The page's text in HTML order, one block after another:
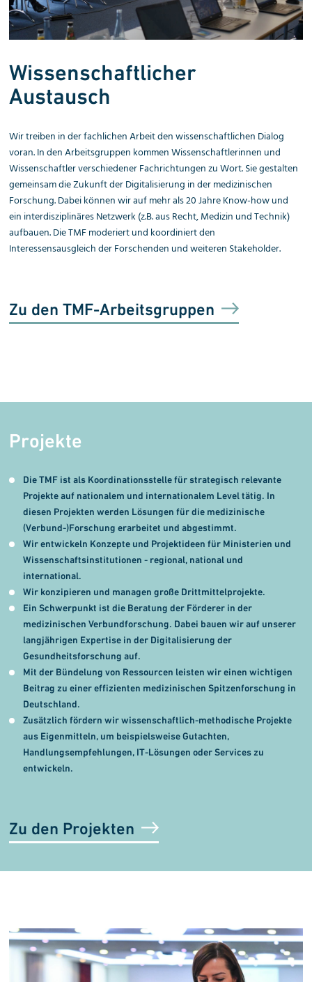
Wissenschaftlicher
Austausch
Wir treiben in der fachlichen Arbeit den wissenschaft­lichen Dialog
voran. In den Arbeitsgruppen kommen Wissenschaftlerinnen und
Wissenschaftler verschiedener Fachrichtungen zu Wort. Sie gestalten
gemeinsam die Zukunft der Digitalisierung in der medizinischen
Forschung. Dabei können wir auf mehr als 20 Jahre Know-how und
ein interdisziplinäres Netzwerk (z.B. aus Recht, Medizin und Technik)
aufbauen. Die TMF moderiert und koordiniert den
Interessensausgleich der Forschenden und weiteren Stakeholder.
Zu den TMF-Arbeitsgruppen
Projekte
Die TMF ist als Koordinationsstelle für strategisch relevante
Projekte auf nationalem und internatio­nalem Level tätig. In
diesen Projekten werden Lösungen für die medizinische
(Verbund-)Forschung erarbeitet und abgestimmt.
Wir entwickeln Konzepte und Projektideen für Minis­terien und
Wissenschaftsinstitutionen - regional, national und
international.
Wir konzipieren und managen große Drittmittel­projekte.
Ein Schwerpunkt ist die Beratung der Förderer in der
medizinischen Verbundforschung. Dabei bauen wir auf unserer
langjährigen Expertise in der Digitali­sierung der
Gesundheitsforschung auf.
Mit der Bündelung von Ressourcen leisten wir einen wichtigen
Beitrag zu einer effizienten medizinischen Spitzenforschung in
Deutschland.
Zusätzlich fördern wir wissenschaftlich-methodische Projekte
aus Eigenmitteln, um beispielsweise Gut­achten,
Handlungsempfehlungen, IT-Lösungen oder Services zu
entwickeln.
Zu den Projekten